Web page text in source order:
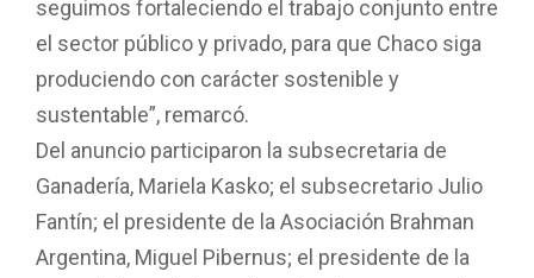
seguimos fortaleciendo el trabajo conjunto entre
el sector público y privado, para que Chaco siga
produciendo con carácter sostenible y
sustentable”, remarcó.
Del anuncio participaron la subsecretaria de
Ganadería, Mariela Kasko; el subsecretario Julio
Fantín; el presidente de la Asociación Brahman
Argentina, Miguel Pibernus; el presidente de la